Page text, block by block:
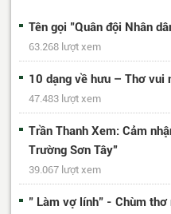
Tên gọi "Quân đội Nhân
63.268 lượt xem
10 dạng về hưu – Thơ vui
47.483 lượt xem
Trần Thanh Xem: Cảm
Trường Sơn Tây”
39.067 lượt xem
" Làm vợ lính" - Chùm thơ